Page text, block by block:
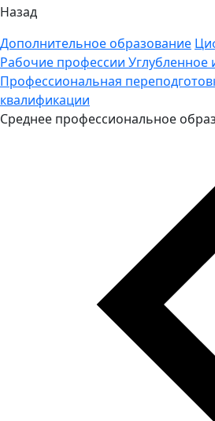
Назад
Дополнительное образование
Рабочие профессии Углубленное
Профессиональная
квалификации
Среднее профессиональное